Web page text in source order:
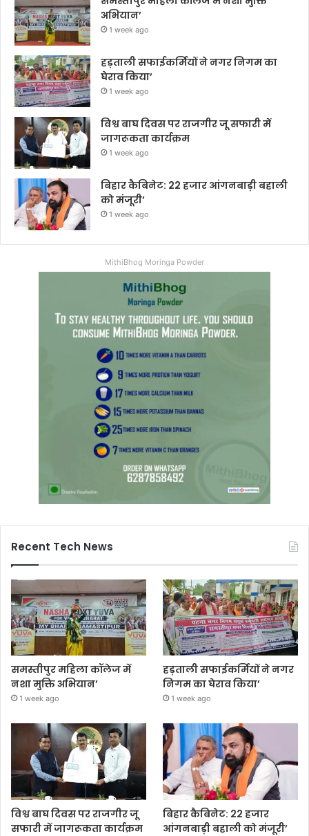
अभियान’
1 week ago
हड़ताली सफाईकर्मियों ने नगर निगम का
घेराव किया’
1 week ago
विश्व बाघ दिवस पर राजगीर जू सफारी में
जागरूकता कार्यक्रम
1 week ago
बिहार कैबिनेट: 22 हजार आंगनबाड़ी बहाली
को मंजूरी’
1 week ago
MithiBhog Moringa Powder
Recent Tech News
समस्तीपुर महिला कॉलेज में
नशा मुक्ति अभियान’
1 week ago
हड़ताली सफाईकर्मियों ने नगर
निगम का घेराव किया’
1 week ago
विश्व बाघ दिवस पर राजगीर जू
सफारी में जागरूकता कार्यक्रम
बिहार कैबिनेट: 22 हजार
आंगनबाड़ी बहाली को मंजूरी’